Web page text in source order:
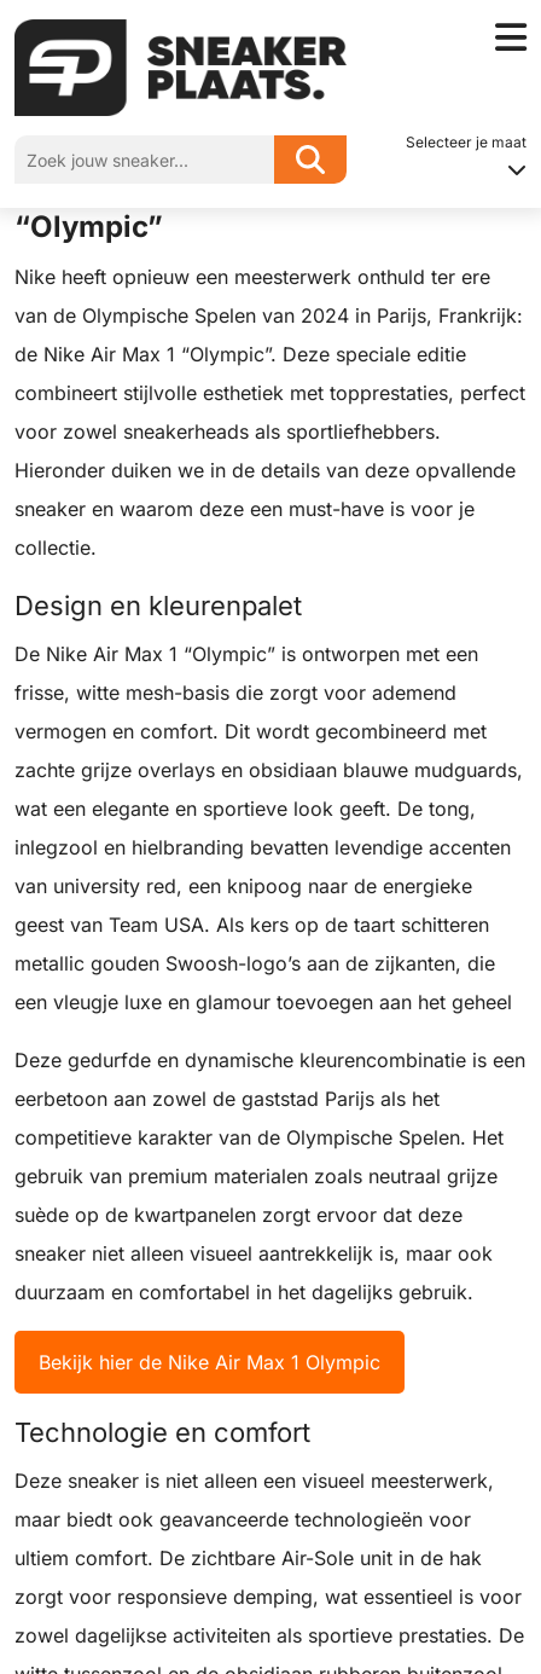
Selecteer je maat
Home»Ontdek de Nieuwe Nike Air Max 1 “Olympic”
Ontdek de Nieuwe Nike Air Max 1
“Olympic”
Nike heeft opnieuw een meesterwerk onthuld ter ere
van de Olympische Spelen van 2024 in Parijs, Frankrijk:
de Nike Air Max 1 “Olympic”. Deze speciale editie
combineert stijlvolle esthetiek met topprestaties, perfect
voor zowel sneakerheads als sportliefhebbers.
Hieronder duiken we in de details van deze opvallende
sneaker en waarom deze een must-have is voor je
collectie.
Design en kleurenpalet
De Nike Air Max 1 “Olympic” is ontworpen met een
frisse, witte mesh-basis die zorgt voor ademend
vermogen en comfort. Dit wordt gecombineerd met
zachte grijze overlays en obsidiaan blauwe mudguards,
wat een elegante en sportieve look geeft. De tong,
inlegzool en hielbranding bevatten levendige accenten
van university red, een knipoog naar de energieke
geest van Team USA. Als kers op de taart schitteren
metallic gouden Swoosh-logo’s aan de zijkanten, die
een vleugje luxe en glamour toevoegen aan het geheel
Deze gedurfde en dynamische kleurencombinatie is een
eerbetoon aan zowel de gaststad Parijs als het
competitieve karakter van de Olympische Spelen. Het
gebruik van premium materialen zoals neutraal grijze
suède op de kwartpanelen zorgt ervoor dat deze
sneaker niet alleen visueel aantrekkelijk is, maar ook
duurzaam en comfortabel in het dagelijks gebruik.
Bekijk hier de Nike Air Max 1 Olympic
Technologie en comfort
Deze sneaker is niet alleen een visueel meesterwerk,
maar biedt ook geavanceerde technologieën voor
ultiem comfort. De zichtbare Air-Sole unit in de hak
zorgt voor responsieve demping, wat essentieel is voor
zowel dagelijkse activiteiten als sportieve prestaties. De